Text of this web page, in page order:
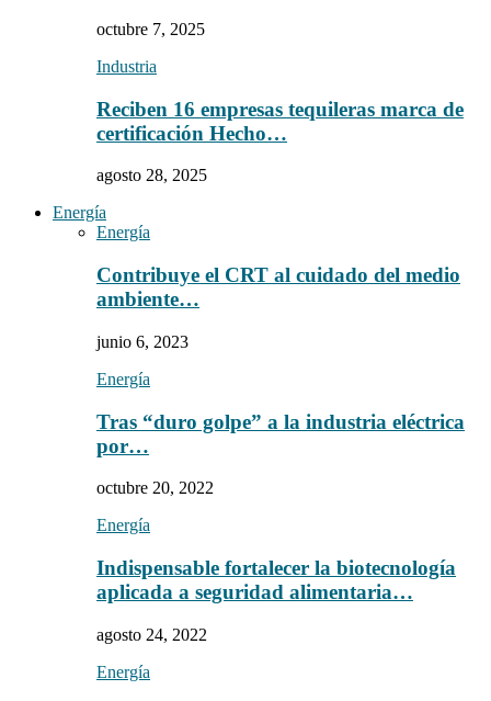
octubre 7, 2025
Industria
Reciben 16 empresas tequileras marca de
certificación Hecho…
agosto 28, 2025
Energía
Energía
Contribuye el CRT al cuidado del medio
ambiente…
junio 6, 2023
Energía
Tras “duro golpe” a la industria eléctrica
por…
octubre 20, 2022
Energía
Indispensable fortalecer la biotecnología
aplicada a seguridad alimentaria…
agosto 24, 2022
Energía